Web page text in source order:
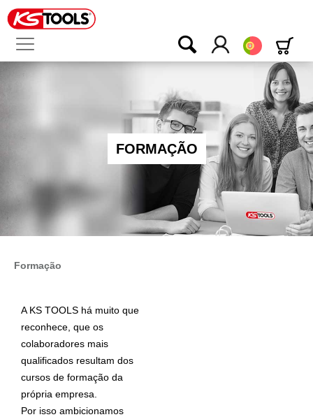
Português
FORMAÇÃO
Formação
A KS TOOLS há muito que
reconhece, que os
colaboradores mais
qualificados resultam dos
cursos de formação da
própria empresa.
Por isso ambicionamos